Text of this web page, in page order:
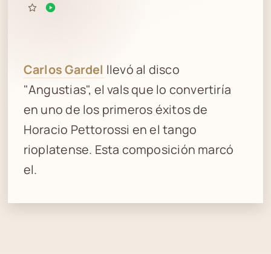
Carlos Gardel llevó al disco
"Angustias", el vals que lo convertiría
en uno de los primeros éxitos de
Horacio Pettorossi en el tango
rioplatense. Esta composición marcó
el.